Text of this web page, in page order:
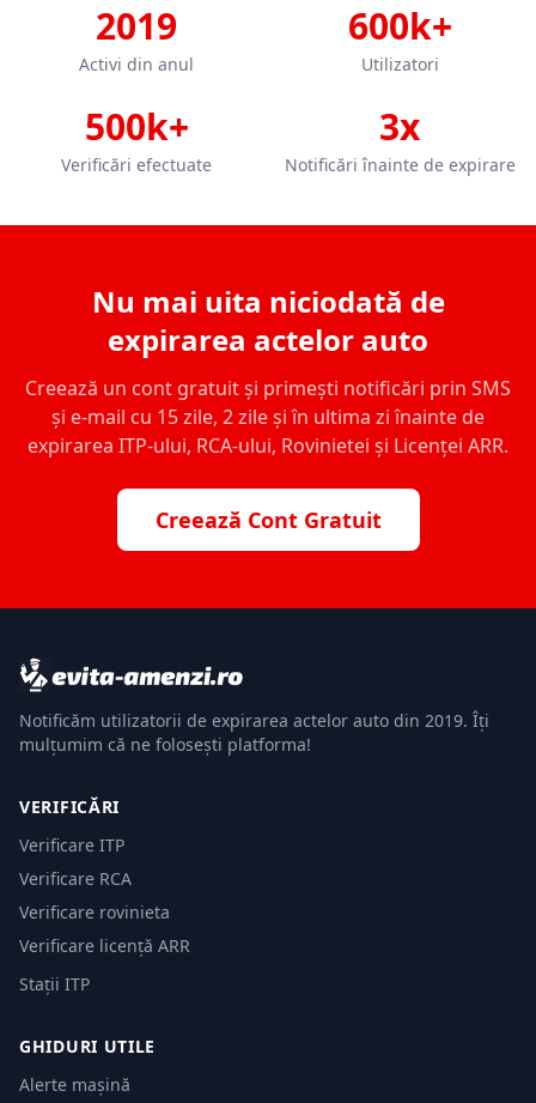
2019
Activi din anul
600k+
Utilizatori
500k+
Verificări efectuate
3x
Notificări înainte de expirare
Nu mai uita niciodată de
expirarea actelor auto
Creează un cont gratuit și primești notificări prin SMS
și e-mail cu 15 zile, 2 zile și în ultima zi înainte de
expirarea ITP-ului, RCA-ului, Rovinietei și Licenței ARR.
Creează Cont Gratuit
Notificăm utilizatorii de expirarea actelor auto din 2019. Îți
mulțumim că ne folosești platforma!
VERIFICĂRI
Verificare ITP
Verificare RCA
Verificare rovinieta
Verificare licență ARR
Stații ITP
GHIDURI UTILE
Alerte mașină